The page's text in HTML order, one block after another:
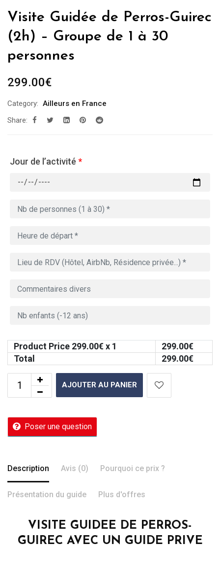
Visite Guidée de Perros-Guirec
(2h) – Groupe de 1 à 30
personnes
299.00€
Category: Ailleurs en France
Share:
Jour de l’activité *
Product Price 299.00€ x 1 299.00€
Total
299.00€
AJOUTER AU PANIER
Poser une question
Description Avis (0) Pourquoi ce prix ?
Présentation du guide Plus d'offres
VISITE GUIDEE DE PERROS-
GUIREC AVEC UN GUIDE PRIVE